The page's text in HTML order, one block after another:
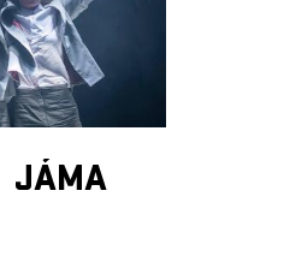
JÁMA